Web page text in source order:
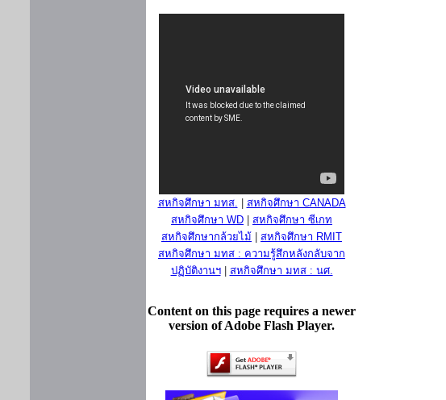
สหกิจศึกษา มทส.
สหกิจศึกษา CANADA
สหกิจศึกษา WD
สหกิจศึกษา ซีเกท
สหกิจศึกษากล้วยไม้
สหกิจศึกษา RMIT
สหกิจศึกษา มทส : ความรู้สึกหลังกลับจาก
ปฏิบัติงานฯ| สหกิจศึกษา มทส : นศ.
Content on this page requires a newer
version of Adobe Flash Player.